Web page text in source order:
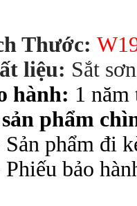
Thước:
liệu: Sắt
hành: 1 năm
phẩm
phẩm đi
bảo